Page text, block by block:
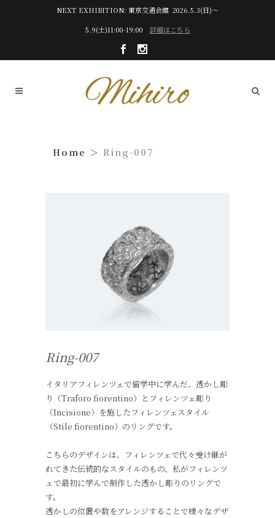
NEXT EXHIBITION: 東京交通会館 2026.5.3(日)～
5.9(土)11:00-19:00 詳細はこちら
Ring-007
Ring-007
イタリアフィレンツェで留学中に学んだ、透かし彫
り（Traforo fiorentino）とフィレンツェ彫り
（Incisione）を施したフィレンツェスタイル
（Stile fiorentino）のリングです。
こちらのデザインは、フィレンツェで代々受け継が
れてきた伝統的なスタイルのもの、私がフィレンツ
ェで最初に学んで制作した透かし彫りのリングで
す。
透かしの位置や数をアレンジすることで様々なデザ